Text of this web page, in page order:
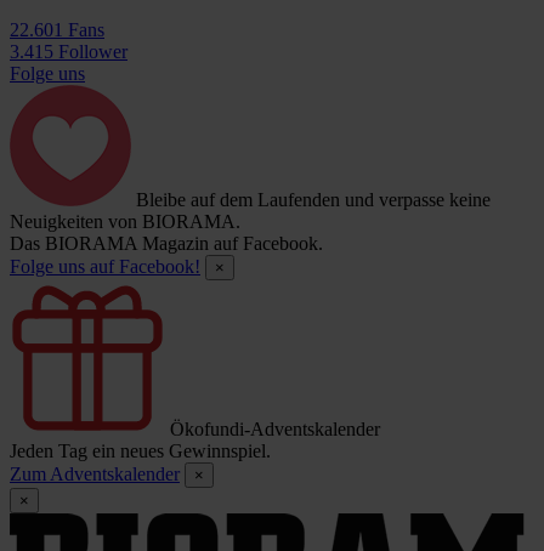
22.601 Fans
3.415 Follower
Folge uns
Bleibe auf dem Laufenden und verpasse keine
Neuigkeiten von BIORAMA.
Das BIORAMA Magazin auf Facebook.
Folge uns auf Facebook!
×
Ökofundi-Adventskalender
Jeden Tag ein neues Gewinnspiel.
Zum Adventskalender
×
×